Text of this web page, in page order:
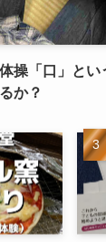
操「口」と
か？